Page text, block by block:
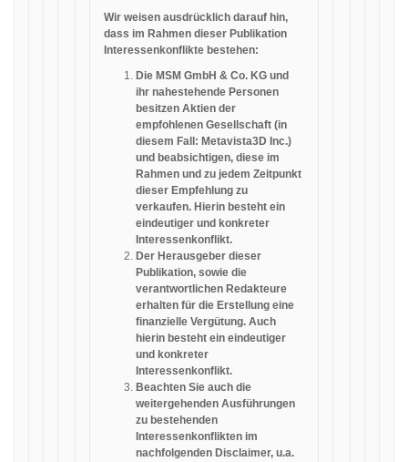
Wir weisen ausdrücklich darauf hin,
dass im Rahmen dieser Publikation
Interessenkonflikte bestehen:
Die MSM GmbH & Co. KG und
ihr nahestehende Personen
besitzen Aktien der
empfohlenen Gesellschaft (in
diesem Fall: Metavista3D Inc.)
und beabsichtigen, diese im
Rahmen und zu jedem Zeitpunkt
dieser Empfehlung zu
verkaufen. Hierin besteht ein
eindeutiger und konkreter
Interessenkonflikt.
Der Herausgeber dieser
Publikation, sowie die
verantwortlichen Redakteure
erhalten für die Erstellung eine
finanzielle Vergütung. Auch
hierin besteht ein eindeutiger
und konkreter
Interessenkonflikt.
Beachten Sie auch die
weitergehenden Ausführungen
zu bestehenden
Interessenkonflikten im
nachfolgenden Disclaimer, u.a.